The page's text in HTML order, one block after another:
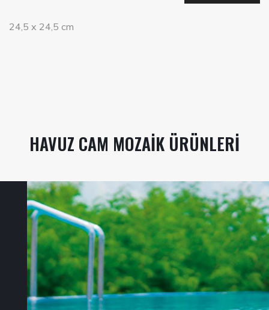
24,5 x 24,5 cm
HAVUZ CAM MOZAIK ÜRÜNLERI